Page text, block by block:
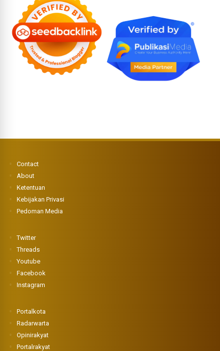
Contact
About
Ketentuan
Kebijakan Privasi
Pedoman Media
Twitter
Threads
Youtube
Facebook
Instagram
Portalkota
Radarwarta
Opinirakyat
Portalrakyat